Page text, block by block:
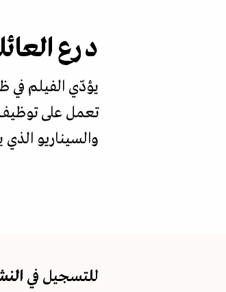
درع
يؤدّي الفيلم في
تعمل على توظيف
والسيناريو
للتسجيل في